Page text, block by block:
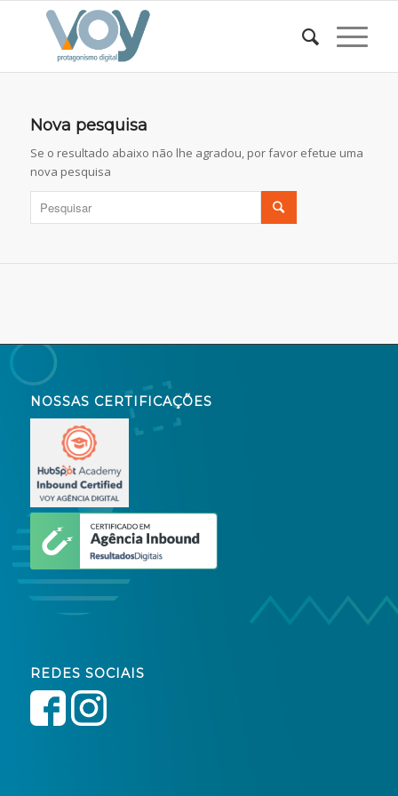
Nova pesquisa
Se o resultado abaixo não lhe agradou, por favor efetue uma
nova pesquisa
NOSSAS CERTIFICAÇÕES
REDES SOCIAIS